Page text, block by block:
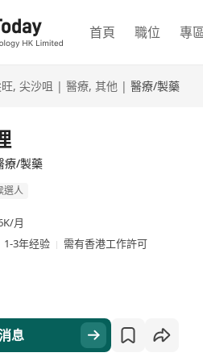
首頁 職位 專
, 尖沙咀 | 醫療, 其他 | 醫療/製藥
療/製藥
選人
月
1-3年经验
需有香港工作許可
息